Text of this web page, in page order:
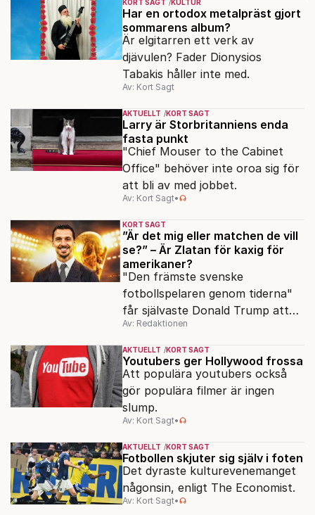
KORT SAGT KULTUR
Har en ortodox metalpräst gjort
sommarens album?
Är elgitarren ett verk av
djävulen? Fader Dionysios
Tabakis håller inte med.
Av: Kort Sagt
AKTUELLT KORT SAGT
Larry är Storbritanniens enda
fasta punkt
"Chief Mouser to the Cabinet
Office" behöver inte oroa sig för
att bli av med jobbet.
Av: Kort Sagt•
KORT SAGT
”Är det mig eller matchen de vill
se?” – Är Zlatan för kaxig för
amerikaner?
"Den främste svenske
fotbollspelaren genom tiderna"
får självaste Donald Trump att
rodna.
Av: Redaktionen
AKTUELLT KORT SAGT
Youtubers ger Hollywood frossa
Att populära youtubers också
gör populära filmer är ingen
slump.
Av: Kort Sagt•
AKTUELLT KORT SAGT
Fotbollen skjuter sig själv i foten
Det dyraste kulturevenemanget
någonsin, enligt The Economist.
Av: Kort Sagt•